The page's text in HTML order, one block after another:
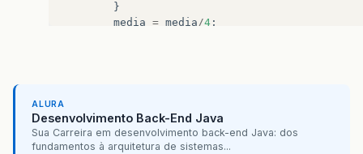
}
media = media/4 ;
System.out.println
System.out.printf ("EM FINAL!\n"
media
= 10.0 -
ALURA
Desenvolvimento Back-End Java
Sua Carreira em desenvolvimento back-end Java: dos
fundamentos à arquitetura de sistemas...